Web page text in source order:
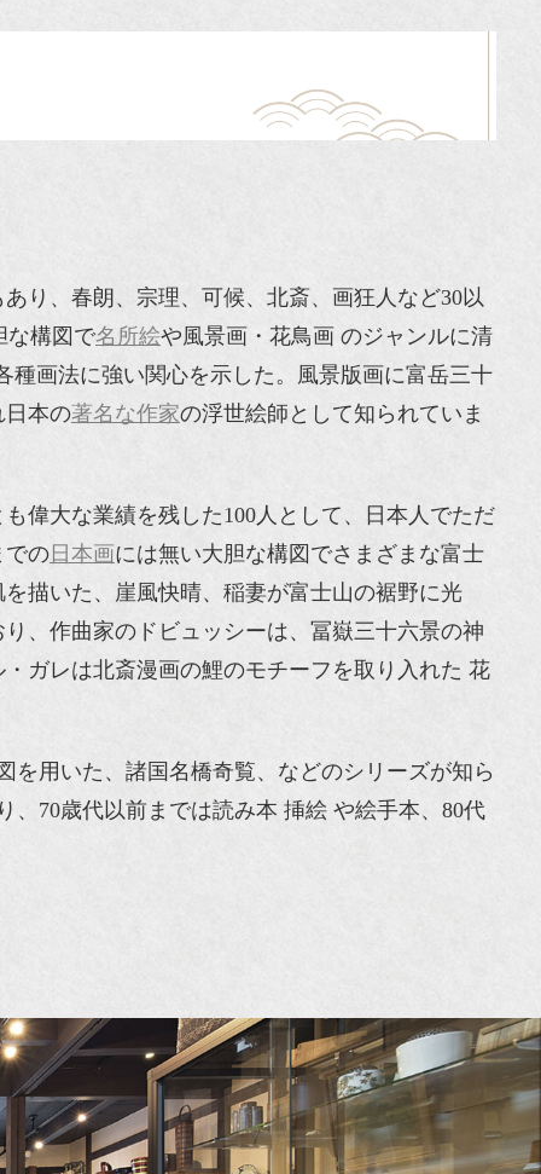
り、春朗、宗理、可候、北斎、画狂人など30以
な構図で名所絵や風景画・花鳥画 のジャンルに清
画法に強い関心を示した。風景版画に富岳三十
日本の著名な作家の浮世絵師として知られていま
偉大な業績を残した100人として、日本人でただ
での 日本画には無い大胆な構図でさまざまな富士
描いた、崖風快晴、稲妻が富士山の裾野に光
、作曲家のドビュッシーは、冨嶽三十六景の神
ガレは北斎漫画の鯉のモチーフを取り入れた 花
用いた、諸国名橋奇覧、などのシリーズが知ら
70歳代以前までは読み本 挿絵 や絵手本、80代